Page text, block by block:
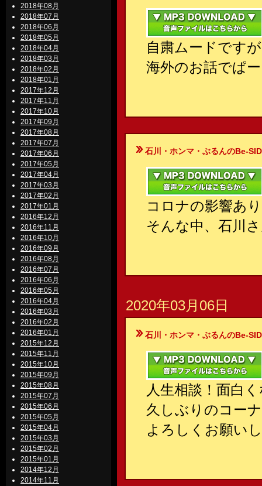
2018年08月
2018年07月
2018年06月
2018年05月
2018年04月
2018年03月
2018年02月
2018年01月
2017年12月
2017年11月
2017年10月
2017年09月
2017年08月
2017年07月
2017年06月
2017年05月
2017年04月
2017年03月
2017年02月
2017年01月
2016年12月
2016年11月
2016年10月
2016年09月
2016年08月
2016年07月
2016年06月
2016年05月
2016年04月
2016年03月
2016年02月
2016年01月
2015年12月
2015年11月
2015年10月
2015年09月
2015年08月
2015年07月
2015年06月
2015年05月
2015年04月
2015年03月
2015年02月
2015年01月
2014年12月
2014年11月
自粛ムードです
海外のお話でぱ
石川・ホンマ・ぶるんのBe-
コロナの影響あ
そんな中、石川
2020年03月06日
石川・ホンマ・ぶるんのBe-
人生相談！面白
久しぶりのコー
よろしくお願い